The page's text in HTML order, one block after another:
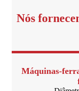
Nós
Máquinas-